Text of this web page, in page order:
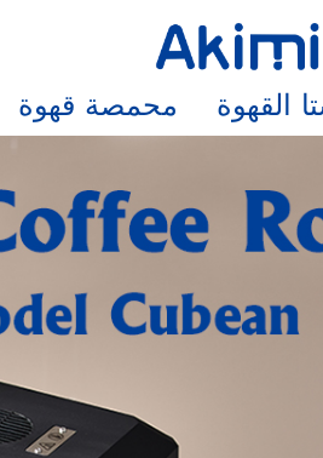
محمصة قهوة القهوة